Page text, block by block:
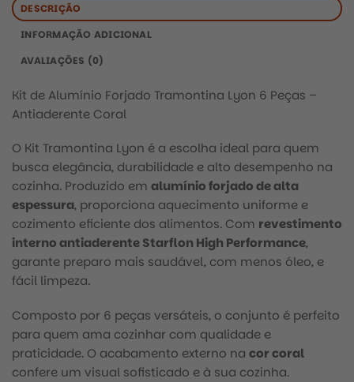
DESCRIÇÃO
INFORMAÇÃO ADICIONAL
AVALIAÇÕES (0)
Kit de Alumínio Forjado Tramontina Lyon 6 Peças –
Antiaderente Coral
O Kit Tramontina Lyon é a escolha ideal para quem
busca elegância, durabilidade e alto desempenho na
cozinha. Produzido em alumínio forjado de alta
espessura, proporciona aquecimento uniforme e
cozimento eficiente dos alimentos. Com revestimento
interno antiaderente Starflon High Performance,
garante preparo mais saudável, com menos óleo, e
fácil limpeza.
Composto por 6 peças versáteis, o conjunto é perfeito
para quem ama cozinhar com qualidade e
praticidade. O acabamento externo na cor coral
confere um visual sofisticado e à sua cozinha.